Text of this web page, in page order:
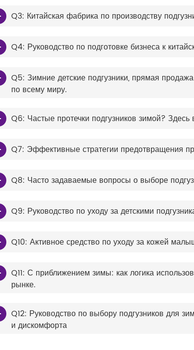
Q3: Китайская фабрика по производству
Q4: Руководство по подготовке бизнеса к
Q5: Зимние детские подгузники, прямая
по всему миру.
Q6: Частые протечки подгузников зимой?
Q7: Эффективные стратегии предотвращения
Q8: Часто задаваемые вопросы о выборе
Q9: Руководство по уходу за детскими
Q10: Активное средство по уходу за кожей
Q11: С приближением зимы: как логика
рынке.
Q12: Руководство по выбору подгузников для
и дискомфорта